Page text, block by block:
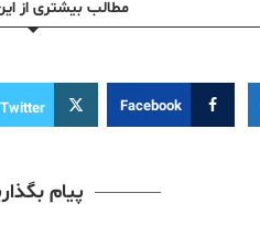
مطالب بیشتری از
Facebook
Twitter
پیام